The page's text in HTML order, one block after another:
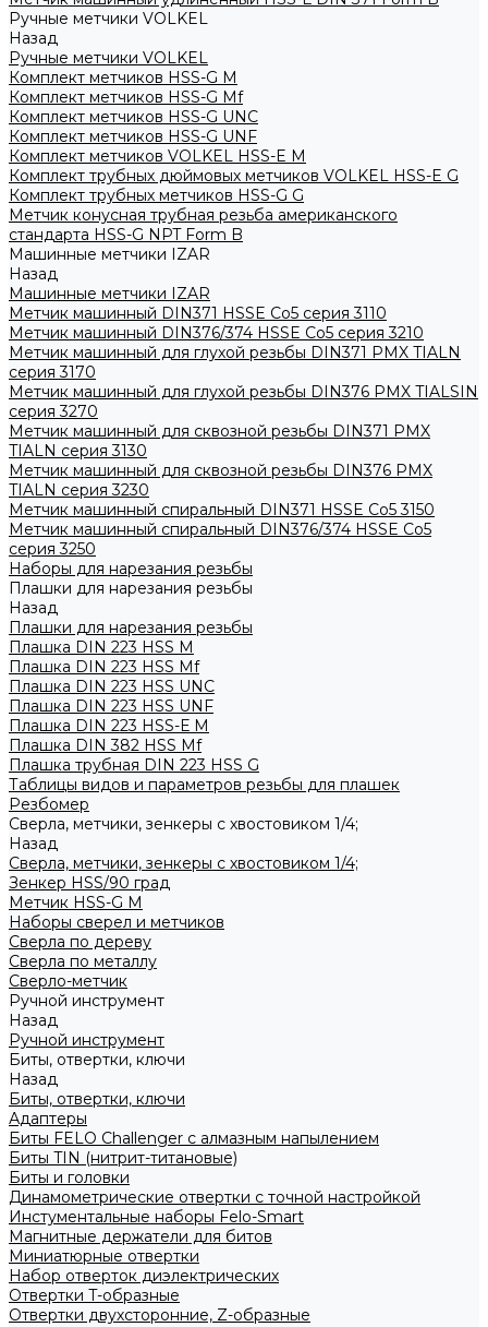
Ручные метчики VOLKEL
Назад
Ручные метчики VOLKEL
Комплект метчиков HSS-G M
Комплект метчиков HSS-G Mf
Комплект метчиков HSS-G UNC
Комплект метчиков HSS-G UNF
Комплект метчиков VOLKEL HSS-E M
Комплект трубных дюймовых метчиков VOLKEL HSS-E G
Комплект трубных метчиков HSS-G G
Метчик конусная трубная резьба американского
стандарта HSS-G NPT Form B
Машинные метчики IZAR
Назад
Машинные метчики IZAR
Метчик машинный DIN371 HSSE Co5 серия 3110
Метчик машинный DIN376/374 HSSE Co5 серия 3210
Метчик машинный для глухой резьбы DIN371 PMX TIALN
серия 3170
Метчик машинный для глухой резьбы DIN376 PMX TIALSIN
серия 3270
Метчик машинный для сквозной резьбы DIN371 PMX
TIALN серия 3130
Метчик машинный для сквозной резьбы DIN376 PMX
TIALN серия 3230
Метчик машинный спиральный DIN371 HSSE Co5 3150
Метчик машинный спиральный DIN376/374 HSSE Co5
серия 3250
Наборы для нарезания резьбы
Плашки для нарезания резьбы
Назад
Плашки для нарезания резьбы
Плашка DIN 223 HSS M
Плашка DIN 223 HSS Mf
Плашка DIN 223 HSS UNC
Плашка DIN 223 HSS UNF
Плашка DIN 223 HSS-Е M
Плашка DIN 382 HSS Mf
Плашка трубная DIN 223 HSS G
Таблицы видов и параметров резьбы для плашек
Резбомер
Сверла, метчики, зенкеры с хвостовиком 1/4;
Назад
Сверла, метчики, зенкеры с хвостовиком 1/4;
Зенкер HSS/90 град
Метчик HSS-G М
Наборы сверел и метчиков
Сверла по дереву
Сверла по металлу
Сверло-метчик
Ручной инструмент
Назад
Ручной инструмент
Биты, отвертки, ключи
Назад
Биты, отвертки, ключи
Адаптеры
Биты FELO Challenger с алмазным напылением
Биты TIN (нитрит-титановые)
Биты и головки
Динамометрические отвертки с точной настройкой
Инстументальные наборы Felo-Smart
Магнитные держатели для битов
Миниатюрные отвертки
Набор отверток диэлектрических
Отвертки T-образные
Отвертки двухсторонние, Z-образные